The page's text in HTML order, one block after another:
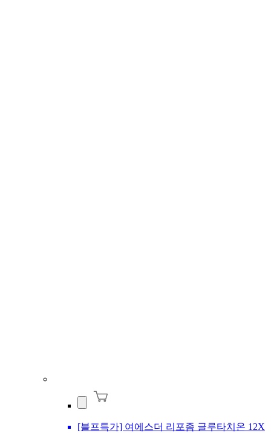
[블프특가] 여에스더 리포좀 글루타치온 12X